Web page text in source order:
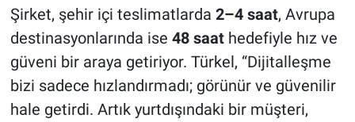
Şirket, şehir içi teslimatlarda 2–4 saat, Avrupa
destinasyonlarında ise 48 saathedefiyle hız ve
güveni bir araya getiriyor. Türkel, “Dijitalleşme
bizi sadece hızlandırmadı; görünür ve güvenilir
hale getirdi. Artık yurtdışındaki bir müşteri,